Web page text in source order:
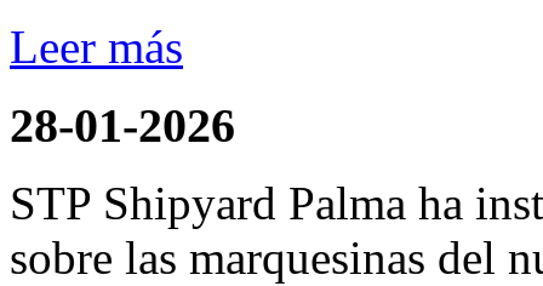
Leer más
28-01-2026
STP Shipyard Palma ha
sobre las marquesinas del